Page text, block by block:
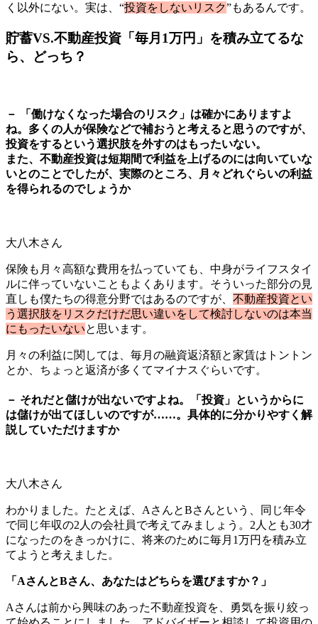
く以外にない。実は、“投資をしないリスク”もあるんです。
貯蓄VS.不動産投資「毎月1万円」を積み立てるな
ら、どっち？
－ 「働けなくなった場合のリスク」は確かにありますよ
ね。多くの人が保険などで補おうと考えると思うのですが、
投資をするという選択肢を外すのはもったいない。
また、不動産投資は短期間で利益を上げるのには向いていな
いとのことでしたが、実際のところ、月々どれぐらいの利益
を得られるのでしょうか
大八木さん
保険も月々高額な費用を払っていても、中身がライフスタイ
ルに伴っていないこともよくあります。そういった部分の見
直しも僕たちの得意分野ではあるのですが、 不動産投資とい
う選択肢をリスクだけだ思い違いをして検討しないのは本当
にもったいないと思います。
月々の利益に関しては、毎月の融資返済額と家賃はトントン
とか、ちょっと返済が多くてマイナスぐらいです。
－ それだと儲けが出ないですよね。「投資」というからに
は儲けが出てほしいのですが……。具体的に分かりやすく解
説していただけますか
大八木さん
わかりました。たとえば、AさんとBさんという、同じ年令
で同じ年収の2人の会社員で考えてみましょう。2人とも30才
になったのをきっかけに、将来のために毎月1万円を積み立
てようと考えました。
「AさんとBさん、あなたはどちらを選びますか？」
Aさんは前から興味のあった不動産投資を、勇気を振り絞っ